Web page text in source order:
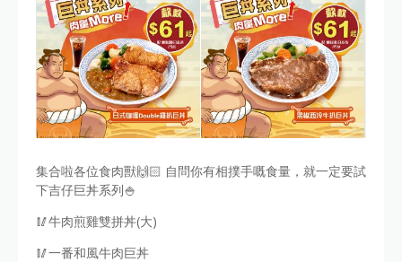
集合啦各位食肉獸🙌🏻 自問你有相撲手嘅食量，就一定要試
下吉仔巨丼系列🍚
🥢牛肉煎雞雙拼丼(大)
🥢一番和風牛肉巨丼